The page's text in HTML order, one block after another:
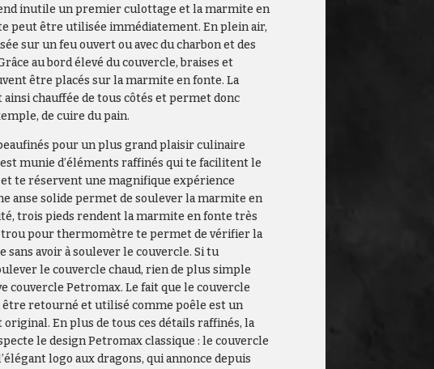
inutile un premier culottage et la marmite en
peut être utilisée immédiatement. En plein air,
sur un feu ouvert ou avec du charbon et des
au bord élevé du couvercle, braises et
être placés sur la marmite en fonte. La
chauffée de tous côtés et permet donc
de cuire du pain.
pour un plus grand plaisir culinaire
munie d’éléments raffinés qui te facilitent le
te réservent une magnifique expérience
anse solide permet de soulever la marmite en
trois pieds rendent la marmite en fonte très
trou pour thermomètre te permet de vérifier la
sans avoir à soulever le couvercle. Si tu
le couvercle chaud, rien de plus simple
couvercle Petromax. Le fait que le couvercle
être retourné et utilisé comme poêle est un
original. En plus de tous ces détails raffinés, la
le design Petromax classique : le couvercle
logo aux dragons, qui annonce depuis